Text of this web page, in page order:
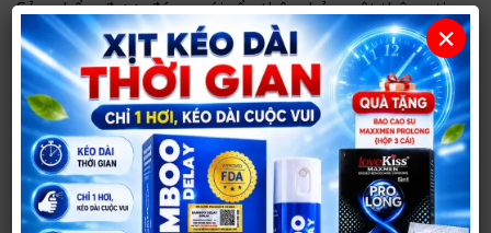
Sản phẩm được đóng gói cẩn thận, bảo mật thông tin
khách hàng và không ghi tên sản phẩm nhạy cảm
bên ngoài.
Địa chỉ cửa hàng:
Cơ sở 1:
290 Võ Nguyên Hiến, TP Vinh, Nghệ An
(đường Phong Đình Cảng cũ, TP. Vinh)
×